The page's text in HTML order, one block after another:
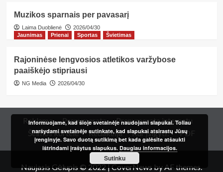
Muzikos sparnais per pavasarį
Laima Duoblienė
2026/04/30
Jaunimas
Prienai Sportas Švietimas
Rajoninėse lengvosios atletikos varžybose
paaiškėjo stipriausi
NG Media 2026/04/30
Reklama Prenumerata
Prenumerata internetu
Šeimos kortelė
Redakcija Kur įsigyti? PDF
Naujasis Gėlupis © 2022|CoverNews by AF themes.
Informuojame, kad šioje svetainėje naudojami slapukai. Toliau
naršydami svetainėje sutinkate, kad slapukai atsirastų Jūsų
įrenginyje. Savo duotą sutikimą bet kada galėsite atšaukti
ištrindami įrašytus slapukus. Daugiau informacijos.
Sutinku